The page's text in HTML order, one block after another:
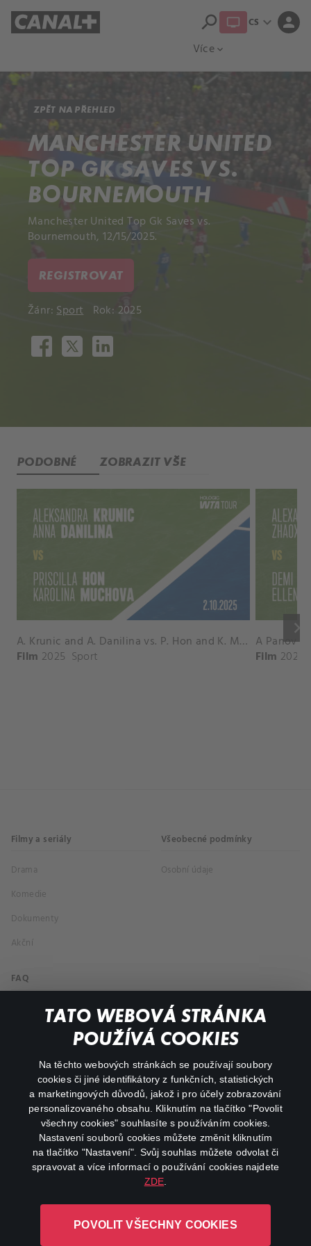
TATO WEBOVÁ STRÁNKA
POUŽÍVÁ COOKIES
Na těchto webových stránkách se používají soubory
cookies či jiné identifikátory z funkčních, statistických
a marketingových důvodů, jakož i pro účely zobrazování
personalizovaného obsahu. Kliknutím na tlačítko "Povolit
všechny cookies" souhlasíte s používáním cookies.
Nastavení souborů cookies můžete změnit kliknutím
na tlačítko "Nastavení". Svůj souhlas můžete odvolat či
spravovat a více informací o používání cookies najdete
ZDE
POVOLIT VŠECHNY COOKIES
Více expand_more
search CS expand_more person
ZPĚT NA PŘEHLED
MANCHESTER UNITED
TOP GK SAVES VS.
BOURNEMOUTH
Manchester United Top Gk Saves vs.
Bournemouth, 12/15/2025.
REGISTROVAT
Žánr:Sport Rok: 2025
PODOBNÉ ZOBRAZIT VŠE
keyboard_arrow_right
A. Krunic and A. Danilina vs. P. Hon and K. Muchova Match Highlights - BEIJING_Capital Group Diamond ( October 02, 2025)
Film 2025 Sport Film 2026
Filmy a seriály
Drama
Komedie
Dokumenty
Akční
Všeobecné podmínky
Osobní údaje
FAQ
Můj účet
Důležité odkazy
facebookinstagram
youtube
L-1246 Luxembourg R.C.S.